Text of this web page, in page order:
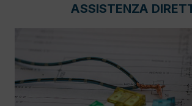
ASSISTENZA